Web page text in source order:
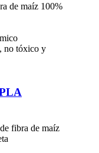
de maíz 100%
no tóxico y